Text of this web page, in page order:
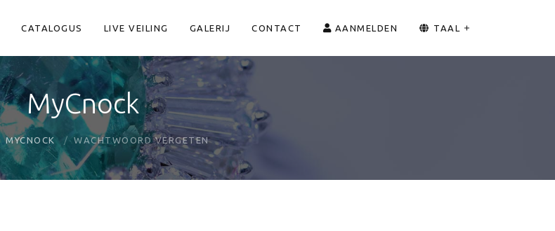
CATALOGUS LIVE VEILING GALERIJ CONTACT AANMELDEN TAAL
MyCnock
MYCNOCK WACHTWOORD VERGETEN